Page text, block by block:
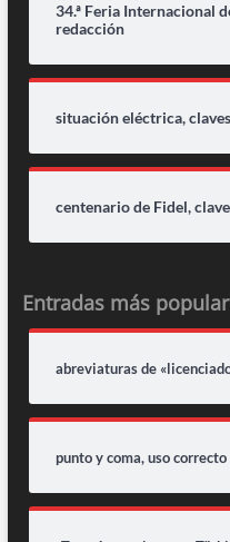
34.ª Feria Internacional
redacción
situación eléctrica,
centenario de Fidel,
Entradas más
abreviaturas de
punto y coma, uso correcto